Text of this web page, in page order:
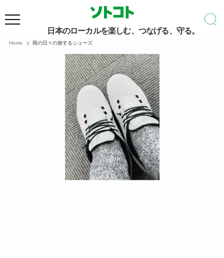
日本のローカルを楽しむ、つなげる、守る。
Home 雨の日々の旅するシューズ